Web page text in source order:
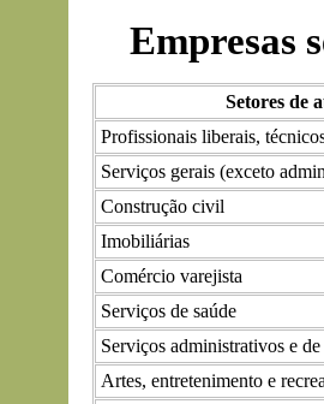
Empresas
Setores de
Profissionais liberais,
Serviços gerais (exceto
Construção civil
Imobiliárias
Comércio varejista
Serviços de saúde
Serviços administrativos e de
Artes, entretenimento e